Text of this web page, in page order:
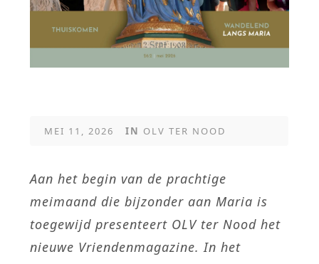
MEI 11, 2026 IN OLV TER NOOD
Aan het begin van de prachtige
meimaand die bijzonder aan Maria is
toegewijd presenteert OLV ter Nood het
nieuwe Vriendenmagazine. In het